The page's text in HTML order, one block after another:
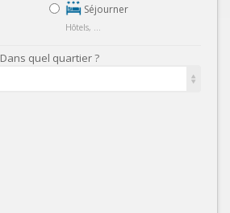
Séjourner
Hôtels, ...
Dans quel quartier ?